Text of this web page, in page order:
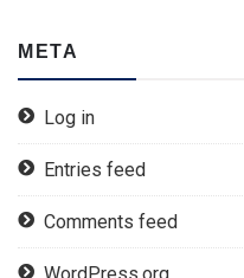
META
Log in
Entries feed
Comments feed